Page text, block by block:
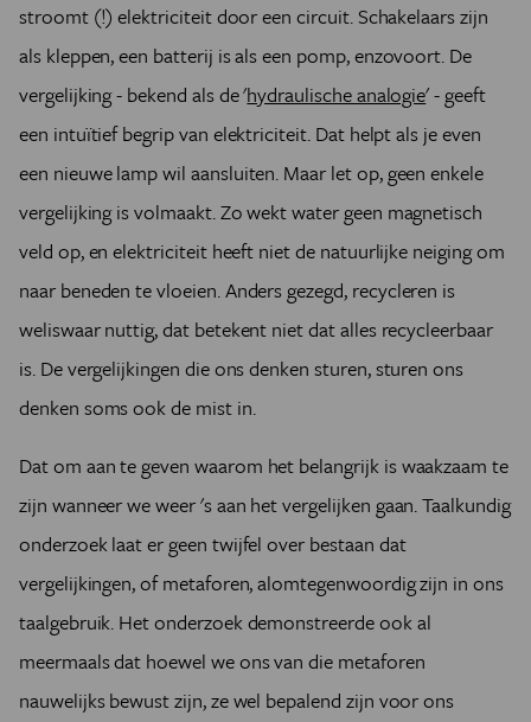
stroomt (!) elektriciteit door een circuit. Schakelaars zijn
als kleppen, een batterij is als een pomp, enzovoort. De
vergelijking - bekend als de 'hydraulische analogie' - geeft
een intuïtief begrip van elektriciteit. Dat helpt als je even
een nieuwe lamp wil aansluiten. Maar let op, geen enkele
vergelijking is volmaakt. Zo wekt water geen magnetisch
veld op, en elektriciteit heeft niet de natuurlijke neiging om
naar beneden te vloeien. Anders gezegd, recycleren is
weliswaar nuttig, dat betekent niet dat alles recycleerbaar
is. De vergelijkingen die ons denken sturen, sturen ons
denken soms ook de mist in.
Dat om aan te geven waarom het belangrijk is waakzaam te
zijn wanneer we weer 's aan het vergelijken gaan. Taalkundig
onderzoek laat er geen twijfel over bestaan dat
vergelijkingen, of metaforen, alomtegenwoordig zijn in ons
taalgebruik. Het onderzoek demonstreerde ook al
meermaals dat hoewel we ons van die metaforen
nauwelijks bewust zijn, ze wel bepalend zijn voor ons